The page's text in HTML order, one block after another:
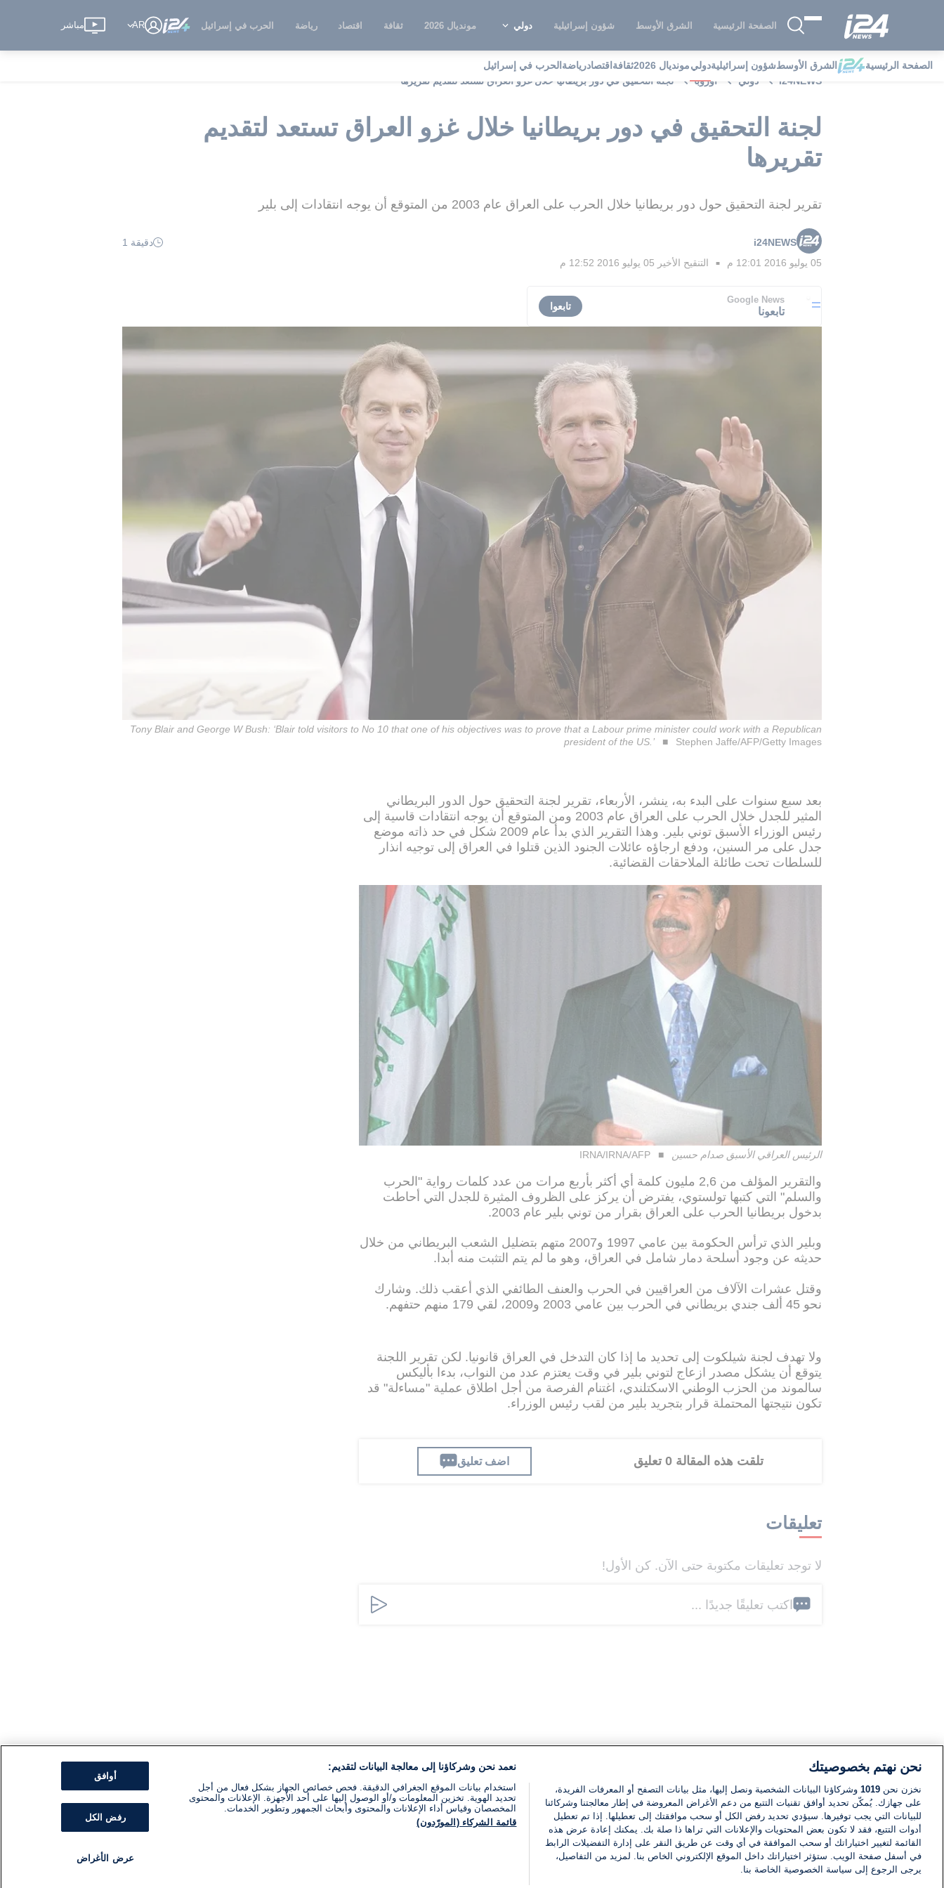
الصفحة الرئيسية الشرق الأوسط شؤون إسرائيلية دولي مونديال 2026 ثقافة اقتصاد رياضة الحرب في إسرائيل AR مباشر
الصفحة الرئيسية الشرق الأوسطشؤون إسرائيليةدوليمونديال 2026 ثقافة اقتصادرياضة الحرب في إسرائيل
i24NEWS
دولي أوروبا لجنة التحقيق في دور بريطانيا خلال غزو العراق تستعد لتقديم تقريرها
لجنة التحقيق في دور بريطانيا خلال غزو العراق تستعد لتقديم
تقريرها
تقرير لجنة التحقيق حول دور بريطانيا خلال الحرب على العراق عام 2003 من المتوقع أن يوجه انتقادات إلى بلير
i24NEWS
دقيقة 1
05 يوليو 2016 12:01 م
■ التنقيح الأخير 05 يوليو 2016 12:52 م
Google News
تابعونا تابعوا
Tony Blair and George W Bush: ‘Blair told visitors to No 10 that one of his objectives was to prove that a Labour prime minister could work with a Republican
president of the US.’
Stephen Jaffe/AFP/Getty Images
بعد سبع سنوات على البدء به، ينشر، الأربعاء، تقرير لجنة التحقيق حول الدور البريطاني
المثير للجدل خلال الحرب على العراق عام 2003 ومن المتوقع أن يوجه انتقادات قاسية إلى
رئيس الوزراء الأسبق توني بلير. وهذا التقرير الذي بدأ عام 2009 شكل في حد ذاته موضع
جدل على مر السنين، ودفع ارجاؤه عائلات الجنود الذين قتلوا في العراق إلى توجيه انذار
للسلطات تحت طائلة الملاحقات القضائية.
الرئيس العراقي الأسبق صدام حسين IRNA/IRNA/AFP
والتقرير المؤلف من 2,6 مليون كلمة أي أكثر بأربع مرات من عدد كلمات رواية "الحرب
والسلم" التي كتبها تولستوي، يفترض أن يركز على الظروف المثيرة للجدل التي أحاطت
بدخول بريطانيا الحرب على العراق بقرار من توني بلير عام 2003.
وبلير الذي ترأس الحكومة بين عامي 1997 و2007 متهم بتضليل الشعب البريطاني من خلال
حديثه عن وجود أسلحة دمار شامل في العراق، وهو ما لم يتم التثبت منه أبدا.
وقتل عشرات الآلاف من العراقيين في الحرب والعنف الطائفي الذي أعقب ذلك. وشارك
نحو 45 ألف جندي بريطاني في الحرب بين عامي 2003 و2009، لقي 179 منهم حتفهم.
ولا تهدف لجنة شيلكوت إلى تحديد ما إذا كان التدخل في العراق قانونيا. لكن تقرير اللجنة
يتوقع أن يشكل مصدر ازعاج لتوني بلير في وقت يعتزم عدد من النواب، بدءا بأليكس
سالموند من الحزب الوطني الاسكتلندي، اغتنام الفرصة من أجل اطلاق عملية "مساءلة" قد
تكون نتيجتها المحتملة قرار بتجريد بلير من لقب رئيس الوزراء.
تلقت هذه المقالة 0 تعليق اضف تعليق
تعليقات
لا توجد تعليقات مكتوبة حتى الآن. كن الأول!
اكتب تعليقًا جديدًا ...
نحن نهتم بخصوصيتك
نخزن نحن 1019 وشركاؤنا البيانات الشخصية ونصل إليها، مثل بيانات التصفح أو المعرفات الفريدة،
على جهازك. يُمكّن تحديد أوافق تقنيات التتبع من دعم الأغراض المعروضة في إطار معالجتنا وشركائنا
للبيانات التي يجب توفيرها. سيؤدي تحديد رفض الكل أو سحب موافقتك إلى تعطيلها. إذا تم تعطيل
أدوات التتبع، فقد لا تكون بعض المحتويات والإعلانات التي تراها ذا صلة بك. يمكنك إعادة عرض هذه
القائمة لتغيير اختياراتك أو سحب الموافقة في أي وقت عن طريق النقر على إدارة التفضيلات الرابط
في أسفل صفحة الويب. ستؤثر اختياراتك داخل الموقع الإلكتروني الخاص بنا. لمزيد من التفاصيل،
يرجى الرجوع إلى سياسة الخصوصية الخاصة بنا.
نعمد نحن وشركاؤنا إلى معالجة البيانات لتقديم:
استخدام بيانات الموقع الجغرافي الدقيقة. فحص خصائص الجهاز بشكل فعال من أجل
تحديد الهوية. تخزين المعلومات و/أو الوصول إليها على أحد الأجهزة. الإعلانات والمحتوى
المخصصان وقياس أداء الإعلانات والمحتوى وأبحاث الجمهور وتطوير الخدمات.
قائمة الشركاء (المورّدون)
أوافق
رفض الكل
عرض الأغراض